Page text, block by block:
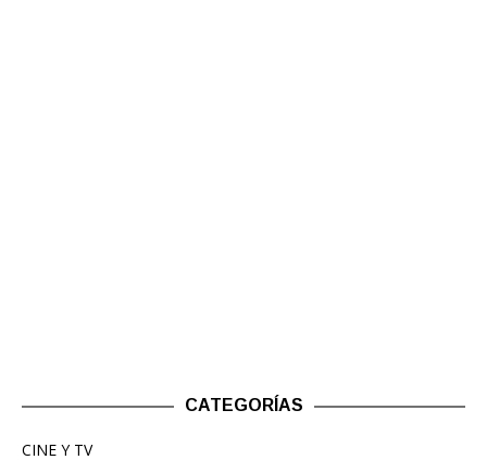
CATEGORÍAS
CINE Y TV